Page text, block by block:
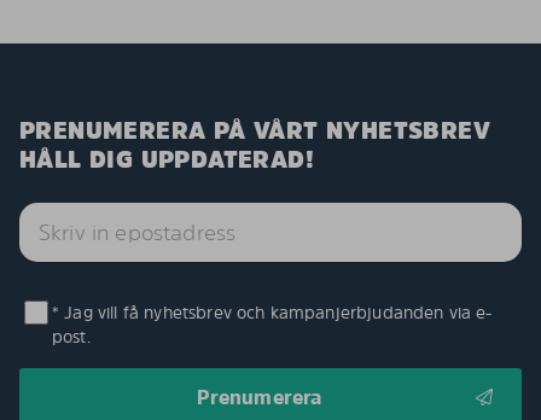
PRENUMERERA PÅ VÅRT NYHETSBREV
HÅLL DIG UPPDATERAD!
* Jag vill få nyhetsbrev och kampanjerbjudanden via e-
post.